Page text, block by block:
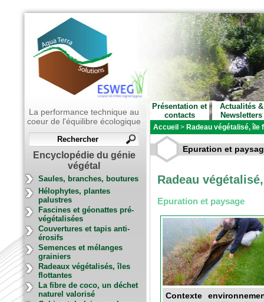
La performance technique au
coeur de l'équilibre écologique
Encyclopédie du génie
végétal
Saules, branches, boutures
Hélophytes, plantes
palustres
Fascines et géonattes pré-
végétalisées
Couvertures et tapis anti-
érosifs
Semences et mélanges
grainiers
Radeaux végétalisés, îles
flottantes
La fibre de coco, un déchet
naturel valorisé
Présentation et
contacts
Actualités &
Newsletters
Accueil > Radeau végétalisé, île
Epuration et
Radeau
Epuration et paysage
Contexte